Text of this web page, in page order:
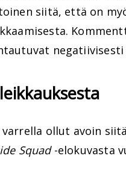
siitä, että on
negatiivisesti
varrella ollut avoin
Squad-elokuvasta